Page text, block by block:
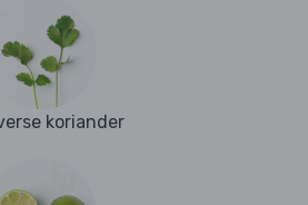
koriander